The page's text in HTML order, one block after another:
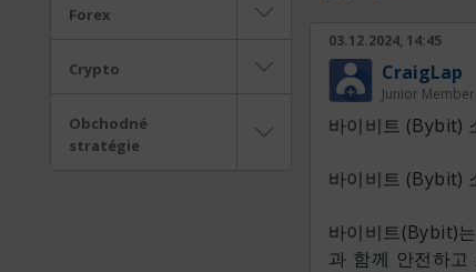
Forex
Crypto
Obchodné
stratégie
03.12.2024, 14:45
CraigLap
Junior Member
바이비트 (Bybit)
바이비트 (Bybit)
바이비트(Bybit)
과 함께 안전하